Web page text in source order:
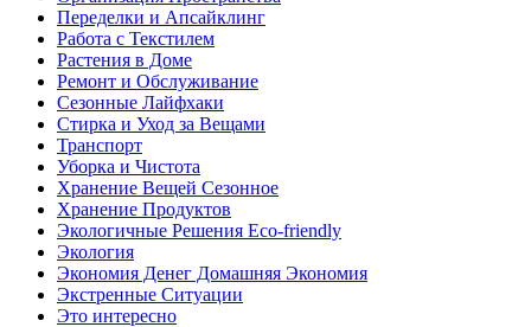
Переделки и Апсайклинг
Работа с Текстилем
Растения в Доме
Ремонт и Обслуживание
Сезонные Лайфхаки
Стирка и Уход за Вещами
Транспорт
Уборка и Чистота
Хранение Вещей Сезонное
Хранение Продуктов
Экологичные Решения Eco-friendly
Экология
Экономия Денег Домашняя Экономия
Экстренные Ситуации
Это интересно